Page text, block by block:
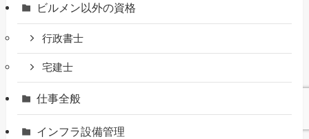
ビルメン以外の資格
行政書士
宅建士
仕事全般
インフラ設備管理